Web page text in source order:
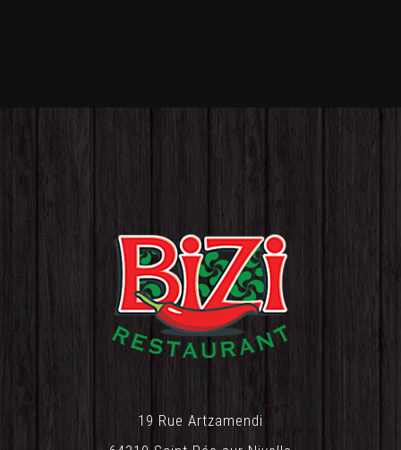
19 Rue Artzamendi